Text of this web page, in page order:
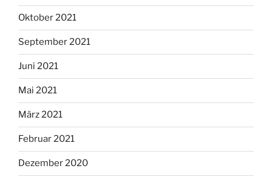
Oktober 2021
September 2021
Juni 2021
Mai 2021
März 2021
Februar 2021
Dezember 2020